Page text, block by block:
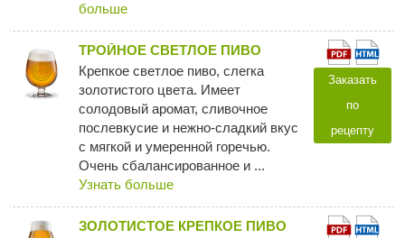
больше
ТРОЙНОЕ СВЕТЛОЕ ПИВО
Крепкое светлое пиво, слегка
золотистого цвета. Имеет
солодовый аромат, сливочное
послевкусие и нежно-сладкий вкус
с мягкой и умеренной горечью.
Очень сбалансированное и ...
Узнать больше
Заказать
по
рецепту
ЗОЛОТИСТОЕ КРЕПКОЕ ПИВО